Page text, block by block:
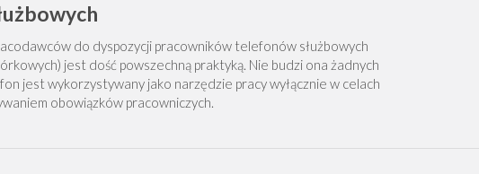
do dyspozycji pracowników telefonów służbowych
jest dość powszechną praktyką. Nie budzi ona żadnych
jest wykorzystywany jako narzędzie pracy wyłącznie w celach
obowiązków pracowniczych.